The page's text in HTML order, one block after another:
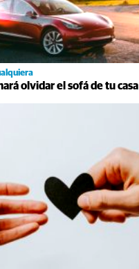
olvidar el sofá de tu casa